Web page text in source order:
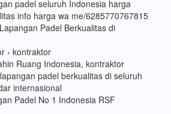
padel seluruh Indonesia harga
info harga wa me/6285770767815
Padel Berkualitas di
› kontraktor
Ruang Indonesia, kontraktor
padel berkualitas di seluruh
internasional
Padel No 1 Indonesia RSF